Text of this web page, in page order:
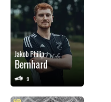
Jakob Philip
Bernhard
9